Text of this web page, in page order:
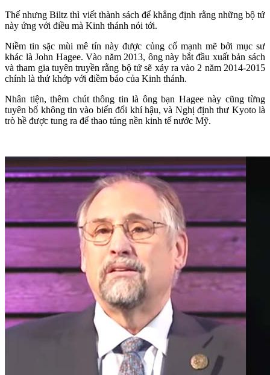
Thế nhưng Biltz thì viết thành sách để khẳng định rằng những bộ tứ
này ứng với điều mà Kinh thánh nói tới.
Niềm tin sặc mùi mê tín này được củng cố mạnh mẽ bởi mục sư
khác là John Hagee. Vào năm 2013, ông này bắt đầu xuất bản sách
và tham gia tuyên truyền rằng bộ tứ sẽ xảy ra vào 2 năm 2014-2015
chính là thứ khớp với điềm báo của Kinh thánh.
Nhân tiện, thêm chút thông tin là ông bạn Hagee này cũng từng
tuyên bố không tin vào biến đổi khí hậu, và Nghị định thư Kyoto là
trò hề được tung ra để thao túng nền kinh tế nước Mỹ.